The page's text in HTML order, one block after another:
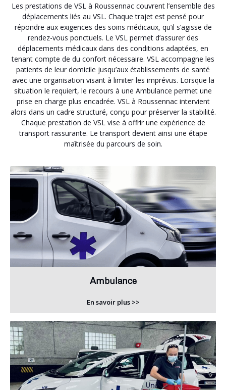
Les prestations de VSL à Roussennac couvrent l’ensemble des
déplacements liés au VSL. Chaque trajet est pensé pour
répondre aux exigences des soins médicaux, qu’il s’agisse de
rendez-vous ponctuels. Le VSL permet d’assurer des
déplacements médicaux dans des conditions adaptées, en
tenant compte de du confort nécessaire. VSL accompagne les
patients de leur domicile jusqu’aux établissements de santé
avec une organisation visant à limiter les imprévus. Lorsque la
situation le requiert, le recours à une Ambulance permet une
prise en charge plus encadrée. VSL à Roussennac intervient
alors dans un cadre structuré, conçu pour préserver la stabilité.
Chaque prestation de VSL vise à offrir une expérience de
transport rassurante. Le transport devient ainsi une étape
maîtrisée du parcours de soin.
Ambulance
En savoir plus >>